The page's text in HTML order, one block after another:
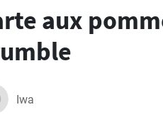
aux
Iwa